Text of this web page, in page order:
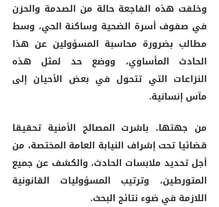
وخلفت هذه الفاجعة حالة من الصدمة والحزن
في صفوف أسرة الضحية وساكنة الحي، وسط
مطالب بضرورة محاسبة المسؤولين عن هذا
الحادث المأساوي، ووضع حد لمثل هذه
النزاعات التي تتحول في بعض الأحيان إلى
مآس إنسانية.
من جهتها، باشرت المصالح الأمنية تحقيقا
قضائيا تحت إشراف النيابة العامة المختصة، من
أجل تحديد ملابسات الحادث، والكشف عن جميع
المتورطين، وترتيب المسؤوليات القانونية
اللازمة في ضوء نتائج البحث.